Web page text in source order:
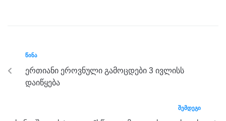
b
o
o
g
er
m p
p
ᲬᲘᲜᲐ
ერთიანი ეროვნული გამოცდები 3 ივლისს
დაიწყება
ᲨᲔᲛᲓᲔᲒᲘ